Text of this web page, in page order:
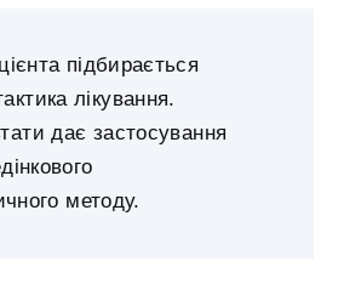
підбирається
лікування.
дає застосування
методу.